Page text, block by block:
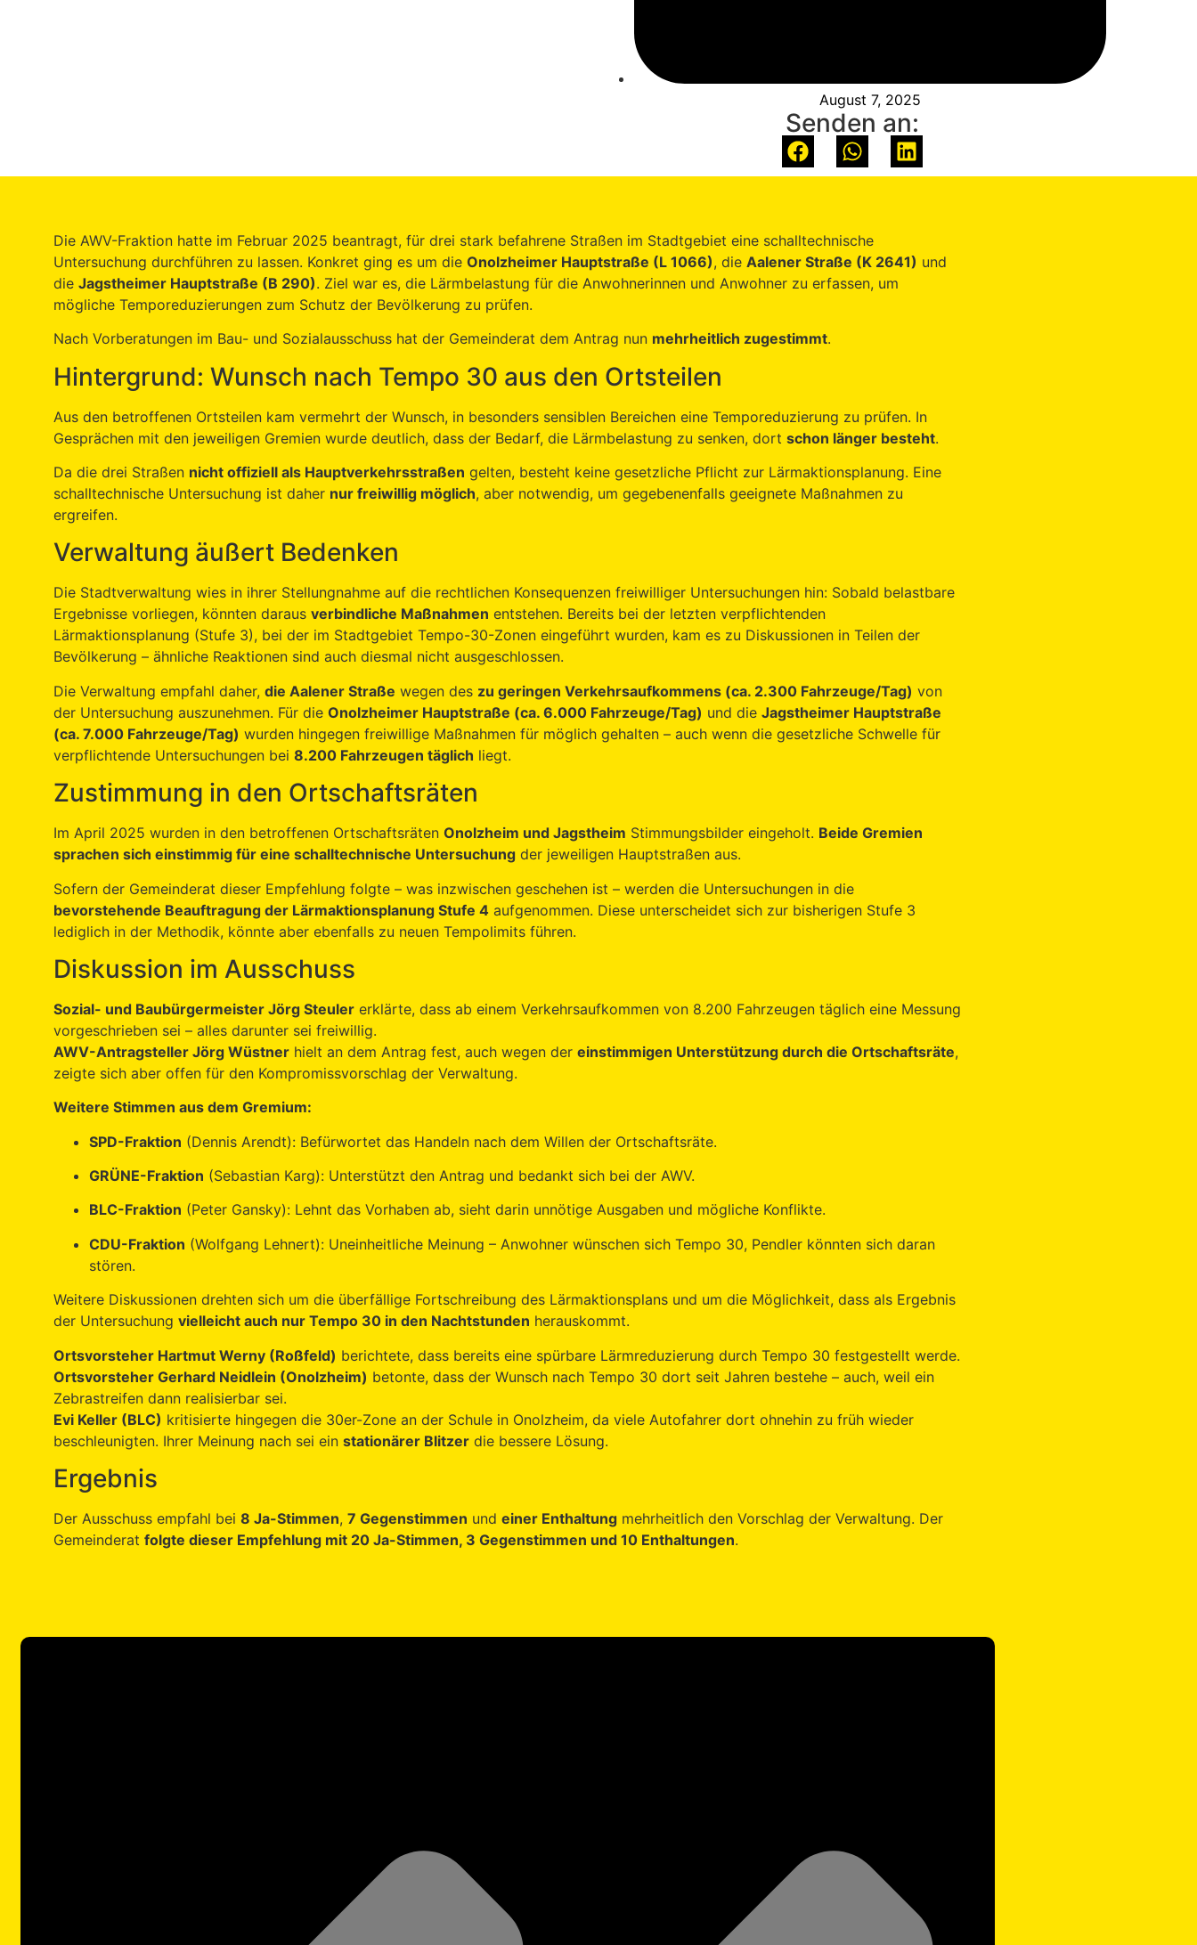
August 7, 2025
Senden an:
Die AWV-Fraktion hatte im Februar 2025 beantragt, für drei stark befahrene Straßen im Stadtgebiet eine schalltechnische
Untersuchung durchführen zu lassen. Konkret ging es um die Onolzheimer Hauptstraße (L 1066), die Aalener Straße (K 2641) und
die Jagstheimer Hauptstraße (B 290). Ziel war es, die Lärmbelastung für die Anwohnerinnen und Anwohner zu erfassen, um
mögliche Temporeduzierungen zum Schutz der Bevölkerung zu prüfen.
Nach Vorberatungen im Bau- und Sozialausschuss hat der Gemeinderat dem Antrag nun mehrheitlich zugestimmt.
Hintergrund: Wunsch nach Tempo 30 aus den Ortsteilen
Aus den betroffenen Ortsteilen kam vermehrt der Wunsch, in besonders sensiblen Bereichen eine Temporeduzierung zu prüfen. In
Gesprächen mit den jeweiligen Gremien wurde deutlich, dass der Bedarf, die Lärmbelastung zu senken, dort schon länger besteht.
Da die drei Straßen nicht offiziell als Hauptverkehrsstraßen gelten, besteht keine gesetzliche Pflicht zur Lärmaktionsplanung. Eine
schalltechnische Untersuchung ist daher nur freiwillig möglich, aber notwendig, um gegebenenfalls geeignete Maßnahmen zu
ergreifen.
Verwaltung äußert Bedenken
Die Stadtverwaltung wies in ihrer Stellungnahme auf die rechtlichen Konsequenzen freiwilliger Untersuchungen hin: Sobald belastbare
Ergebnisse vorliegen, könnten daraus verbindliche Maßnahmen entstehen. Bereits bei der letzten verpflichtenden
Lärmaktionsplanung (Stufe 3), bei der im Stadtgebiet Tempo-30-Zonen eingeführt wurden, kam es zu Diskussionen in Teilen der
Bevölkerung – ähnliche Reaktionen sind auch diesmal nicht ausgeschlossen.
Die Verwaltung empfahl daher, die Aalener Straße wegen des zu geringen Verkehrsaufkommens (ca. 2.300 Fahrzeuge/Tag) von
der Untersuchung auszunehmen. Für die Onolzheimer Hauptstraße (ca. 6.000 Fahrzeuge/Tag) und die Jagstheimer Hauptstraße
(ca. 7.000 Fahrzeuge/Tag) wurden hingegen freiwillige Maßnahmen für möglich gehalten – auch wenn die gesetzliche Schwelle für
verpflichtende Untersuchungen bei 8.200 Fahrzeugen täglich liegt.
Zustimmung in den Ortschaftsräten
Im April 2025 wurden in den betroffenen Ortschaftsräten Onolzheim und Jagstheim Stimmungsbilder eingeholt. Beide Gremien
sprachen sich einstimmig für eine schalltechnische Untersuchung der jeweiligen Hauptstraßen aus.
Sofern der Gemeinderat dieser Empfehlung folgte – was inzwischen geschehen ist – werden die Untersuchungen in die
bevorstehende Beauftragung der Lärmaktionsplanung Stufe 4 aufgenommen. Diese unterscheidet sich zur bisherigen Stufe 3
lediglich in der Methodik, könnte aber ebenfalls zu neuen Tempolimits führen.
Diskussion im Ausschuss
Sozial- und Baubürgermeister Jörg Steuler erklärte, dass ab einem Verkehrsaufkommen von 8.200 Fahrzeugen täglich eine Messung
vorgeschrieben sei – alles darunter sei freiwillig.
AWV-Antragsteller Jörg Wüstner hielt an dem Antrag fest, auch wegen der einstimmigen Unterstützung durch die Ortschaftsräte,
zeigte sich aber offen für den Kompromissvorschlag der Verwaltung.
Weitere Stimmen aus dem Gremium:
SPD-Fraktion (Dennis Arendt): Befürwortet das Handeln nach dem Willen der Ortschaftsräte.
GRÜNE-Fraktion (Sebastian Karg): Unterstützt den Antrag und bedankt sich bei der AWV.
BLC-Fraktion (Peter Gansky): Lehnt das Vorhaben ab, sieht darin unnötige Ausgaben und mögliche Konflikte.
CDU-Fraktion (Wolfgang Lehnert): Uneinheitliche Meinung – Anwohner wünschen sich Tempo 30, Pendler könnten sich daran
stören.
Weitere Diskussionen drehten sich um die überfällige Fortschreibung des Lärmaktionsplans und um die Möglichkeit, dass als Ergebnis
der Untersuchung vielleicht auch nur Tempo 30 in den Nachtstunden herauskommt.
Ortsvorsteher Hartmut Werny (Roßfeld) berichtete, dass bereits eine spürbare Lärmreduzierung durch Tempo 30 festgestellt werde.
Ortsvorsteher Gerhard Neidlein (Onolzheim) betonte, dass der Wunsch nach Tempo 30 dort seit Jahren bestehe – auch, weil ein
Zebrastreifen dann realisierbar sei.
Evi Keller (BLC) kritisierte hingegen die 30er-Zone an der Schule in Onolzheim, da viele Autofahrer dort ohnehin zu früh wieder
beschleunigten. Ihrer Meinung nach sei ein stationärer Blitzer die bessere Lösung.
Ergebnis
Der Ausschuss empfahl bei 8 Ja-Stimmen, 7 Gegenstimmen und einer Enthaltung mehrheitlich den Vorschlag der Verwaltung. Der
Gemeinderat folgte dieser Empfehlung mit 20 Ja-Stimmen, 3 Gegenstimmen und 10 Enthaltungen.